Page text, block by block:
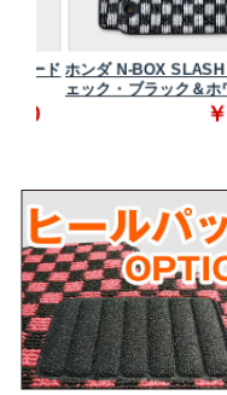
ホンダ N-BOX SLASH
ェック・ブラック＆ホワ
￥